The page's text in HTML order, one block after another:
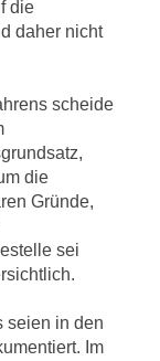
die
daher nicht
scheide
die
Gründe,
sei
seien in den
Im